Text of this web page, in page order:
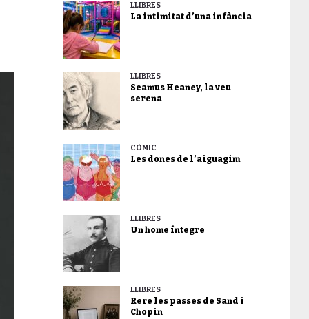
LLIBRES
La intimitat d’una infància
LLIBRES
Seamus Heaney, la veu
serena
CÒMIC
Les dones de l’aiguagim
LLIBRES
Un home íntegre
LLIBRES
Rere les passes de Sand i
Chopin